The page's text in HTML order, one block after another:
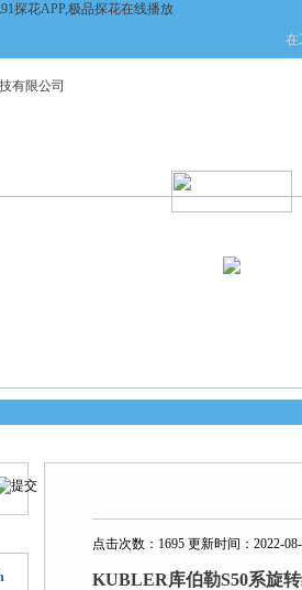
探花APP,极品探花在线播放
在
产品中心 新闻
点击次数：1695 更新时间：2022-
KUBLER库伯勒S50系旋